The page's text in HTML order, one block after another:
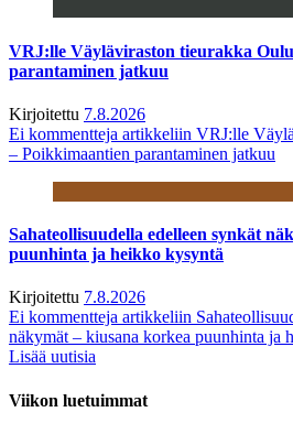
VRJ:lle Väyläviraston tieurakka
parantaminen jatkuu
Kirjoitettu 7.8.2026
Ei kommentteja artikkeliin VRJ:lle
– Poikkimaantien parantaminen jatkuu
Sahateollisuudella edelleen synkät
puunhinta ja heikko kysyntä
Kirjoitettu 7.8.2026
Ei kommentteja artikkeliin
näkymät – kiusana korkea puunhinta ja
Lisää uutisia
Viikon luetuimmat